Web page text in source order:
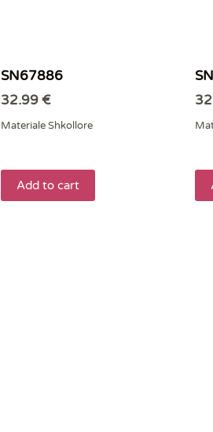
SN67886
32.99€
Materiale Shkollore
Add to cart